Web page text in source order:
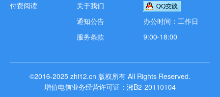
付费阅读
关于我们
通知公告
服务条款
办公时间：工作日
9:00-18:00
©2016-2025 zhi12.cn 版权所有 All Rights Reserved.
增值电信业务经营许可证：湘B2-20110104